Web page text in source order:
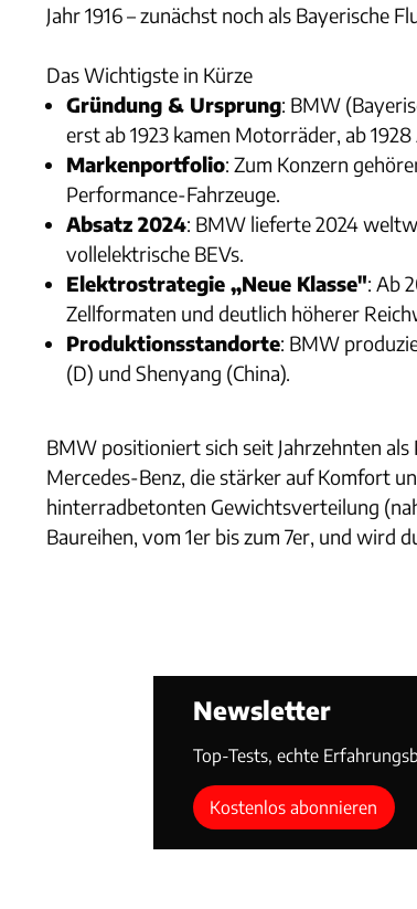
Jahr 1916 – zunächst noch als Bayerische
Das Wichtigste in Kürze
Gründung & Ursprung: BMW
erst ab 1923 kamen Motorräder, ab
Markenportfolio: Zum Konzern
Performance-Fahrzeuge.
Absatz 2024: BMW lieferte 2024
vollelektrische BEVs.
Elektrostrategie „Neue Klasse": Ab
Zellformaten und deutlich höherer
Produktionsstandorte: BMW
(D) und Shenyang (China).
BMW positioniert sich seit Jahrzehnten
Mercedes-Benz, die stärker auf Komfort
hinterradbetonten Gewichtsverteilung
Baureihen, vom 1er bis zum 7er, und wird
Newsletter
Top-Tests, echte
Kostenlos abonnieren